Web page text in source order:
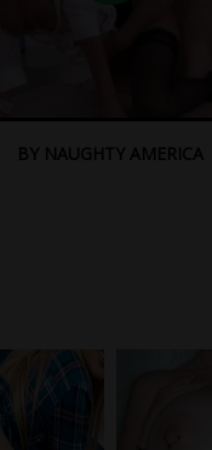
BY NAUGHTY AMERICA